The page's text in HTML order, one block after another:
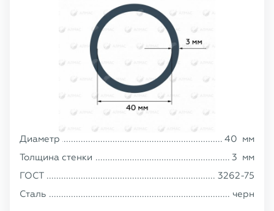
Диаметр 40 мм
Толщина стенки
3 мм
ГОСТ
3262-75
Сталь
черн